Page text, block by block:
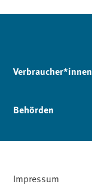
Verbraucher*innen
Behörden
Impressum